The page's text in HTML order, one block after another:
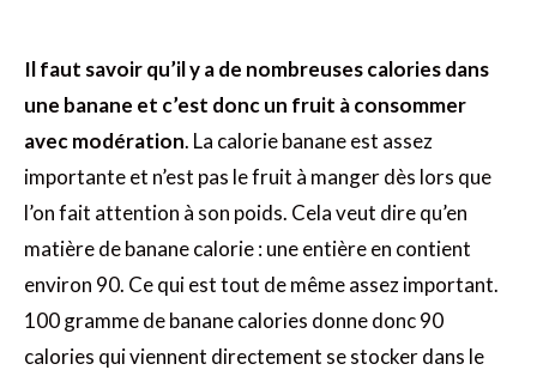
Il faut savoir qu’il y a de nombreuses calories dans
une banane et c’est donc un fruit à consommer
avec modération. La calorie banane est assez
importante et n’est pas le fruit à manger dès lors que
l’on fait attention à son poids. Cela veut dire qu’en
matière de banane calorie : une entière en contient
environ 90. Ce qui est tout de même assez important.
100 gramme de banane calories donne donc 90
calories qui viennent directement se stocker dans le